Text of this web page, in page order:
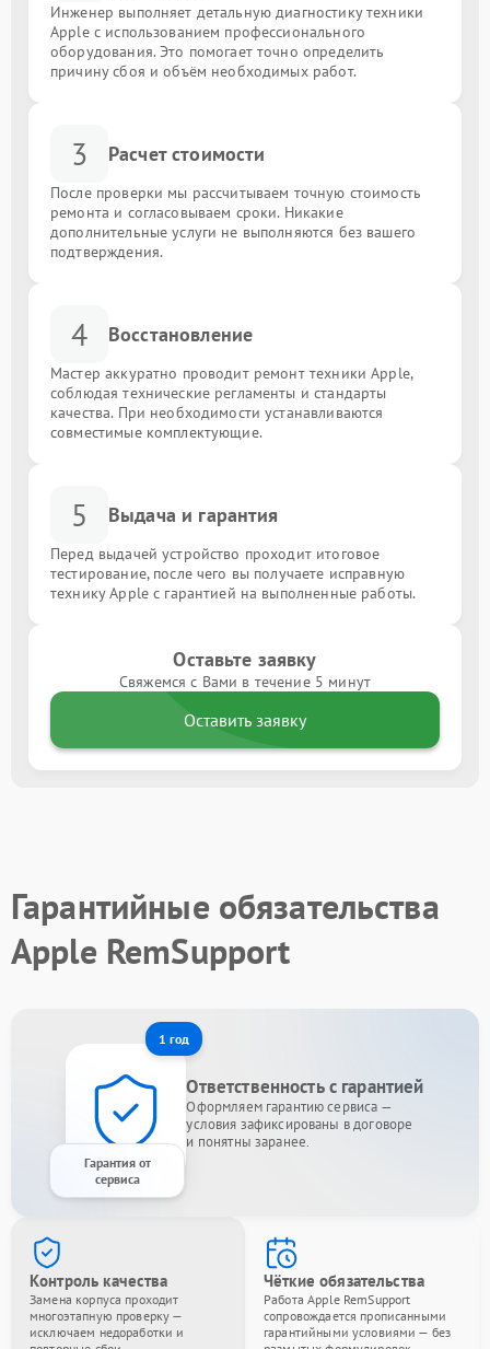
Инженер выполняет детальную диагностику техники
Apple с использованием профессионального
оборудования. Это помогает точно определить
причину сбоя и объём необходимых работ.
3 Расчет стоимости
После проверки мы рассчитываем точную стоимость
ремонта и согласовываем сроки. Никакие
дополнительные услуги не выполняются без вашего
подтверждения.
4 Восстановление
Мастер аккуратно проводит ремонт техники Apple,
соблюдая технические регламенты и стандарты
качества. При необходимости устанавливаются
совместимые комплектующие.
5 Выдача и гарантия
Перед выдачей устройство проходит итоговое
тестирование, после чего вы получаете исправную
технику Apple с гарантией на выполненные работы.
Оставьте заявку
Свяжемся с Вами в течение 5 минут
Оставить заявку
Гарантийные обязательства
Apple RemSupport
1 год
Гарантия от
сервиса
Ответственность с гарантией
Оформляем гарантию сервиса —
условия зафиксированы в договоре
и понятны заранее.
Контроль качества
Замена корпуса проходит
многоэтапную проверку —
исключаем недоработки и
Чёткие обязательства
Работа Apple RemSupport
сопровождается прописанными
гарантийными условиями — без